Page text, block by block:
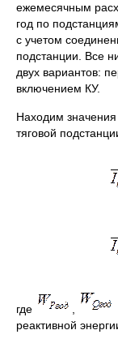
ежемесячным
год по
с учетом
подстанции. Все
двух вариантов:
включением КУ.
Находим значения
тяговой
где
реактивной